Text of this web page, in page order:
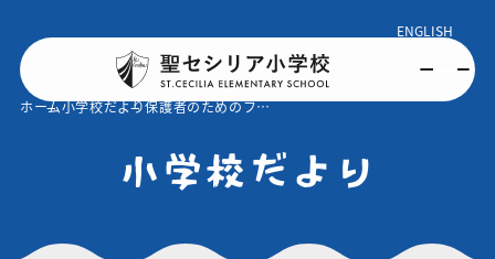
ENGLISH
ホーム小学校だより 保護者のためのフラワーデザイン講座「クリスマスリース」「お正月飾り」
小学校だより